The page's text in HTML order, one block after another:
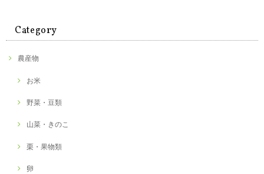
Category
農産物
お米
野菜・豆類
山菜・きのこ
栗・果物類
卵